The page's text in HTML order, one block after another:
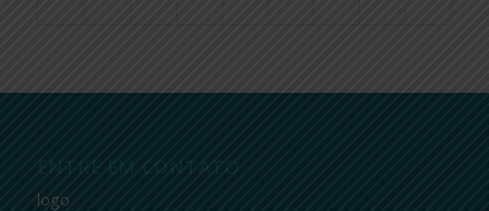
ENTRE EM CONTATO
logo